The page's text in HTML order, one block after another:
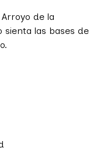
de la
sienta las bases de